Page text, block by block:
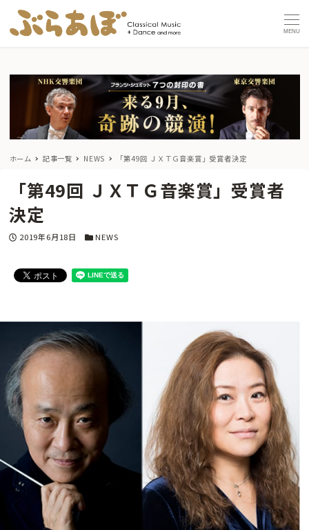
MENU
ホーム 記事一覧 NEWS 「第49回 ＪＸＴＧ音楽賞」受賞者決定
「第49回 ＪＸＴＧ音楽賞」受賞者
決定
投稿日
2019年6月18日 カテゴリー
NEWS